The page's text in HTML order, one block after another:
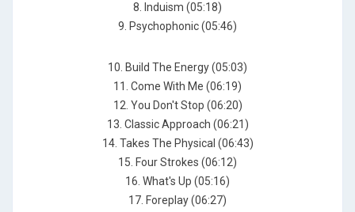
8. Induism (05:18)
9. Psychophonic (05:46)
10. Build The Energy (05:03)
11. Come With Me (06:19)
12. You Don't Stop (06:20)
13. Classic Approach (06:21)
14. Takes The Physical (06:43)
15. Four Strokes (06:12)
16. What's Up (05:16)
17. Foreplay (06:27)